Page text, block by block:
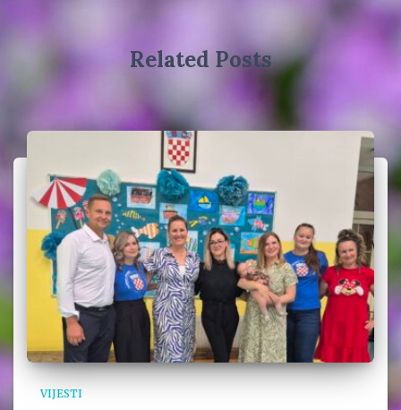
Related Posts
VIJESTI